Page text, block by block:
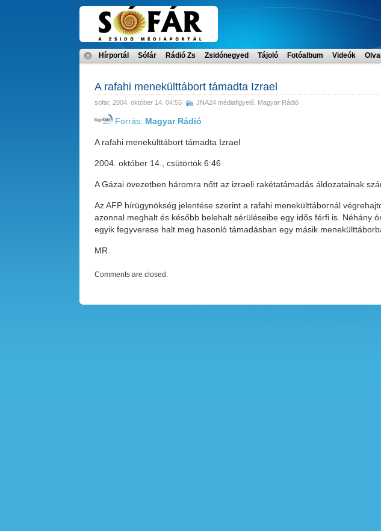
Hírportál Sófár Rádió Zs Zsidónegyed Tájoló Fotóalbum Videók
A rafahi menekülttábort támadta Izrael
sofar, 2004. október 14. 04:55 JNA24 médiafigyelő Magyar Rádió
Forrás: Magyar Rádió
A rafahi menekülttábort támadta Izrael
2004. október 14., csütörtök 6:46
A Gázai övezetben háromra nőtt az izraeli rakétatámadás áldozatainak
Az AFP hírügynökség jelentése szerint a rafahi menekülttábornál
azonnal meghalt és később belehalt sérüléseibe egy idős férfi is. Néhány
egyik fegyverese halt meg hasonló támadásban egy másik
MR
Comments are closed.